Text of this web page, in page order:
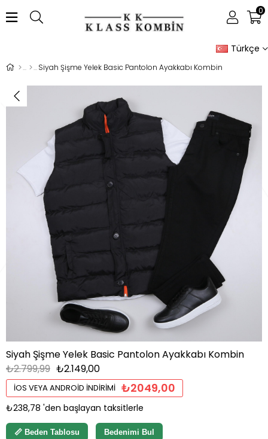
Türkçe
0
Siyah Şişme Yelek Basic Pantolon Ayakkabı Kombin
Siyah Şişme Yelek Basic Pantolon Ayakkabı Kombin
₺2.799,99 ₺2.149,00
İOS VEYA ANDROID İNDIRIMI ₺2049,00
₺238,78 'den başlayan taksitlerle
📏 Beden Tablosu Bedenimi Bul